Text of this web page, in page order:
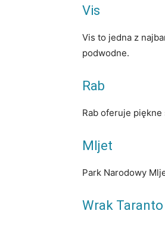
Vis
Vis to jedna z
podwodne.
Rab
Rab oferuje
Mljet
Park Narodowy
Wrak Taranto